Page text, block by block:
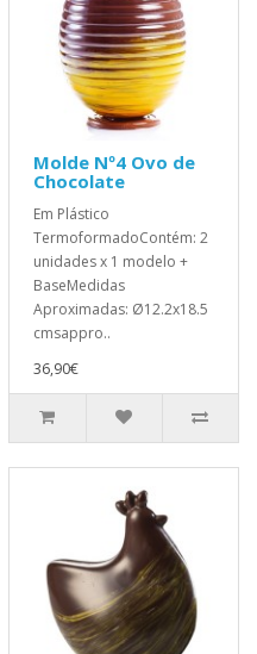
Molde Nº4 Ovo de
Chocolate
Em Plástico
TermoformadoContém: 2
unidades x 1 modelo +
BaseMedidas
Aproximadas: Ø12.2x18.5
cmsappro..
36,90€